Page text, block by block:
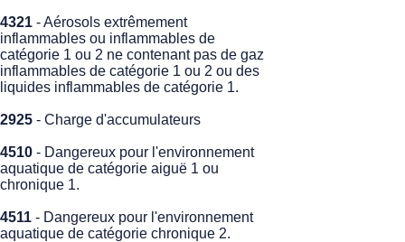
4321 - Aérosols extrêmement
inflammables ou inflammables de
catégorie 1 ou 2 ne contenant pas de gaz
inflammables de catégorie 1 ou 2 ou des
liquides inflammables de catégorie 1.
2925 - Charge d'accumulateurs
4510 - Dangereux pour l'environnement
aquatique de catégorie aiguë 1 ou
chronique 1.
4511 - Dangereux pour l'environnement
aquatique de catégorie chronique 2.